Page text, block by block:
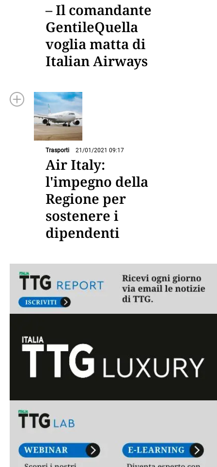
– Il comandante
GentileQuella
voglia matta di
Italian Airways
Trasporti 21/01/2021 09:17
Air Italy:
l'impegno della
Regione per
sostenere i
dipendenti